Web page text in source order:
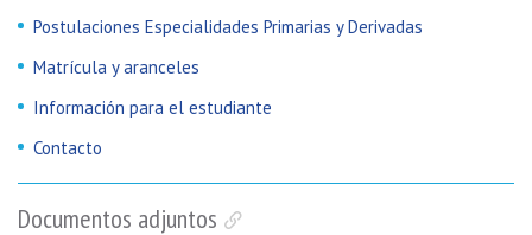
Postulaciones Especialidades Primarias y Derivadas
Matrícula y aranceles
Información para el estudiante
Contacto
Documentos adjuntos